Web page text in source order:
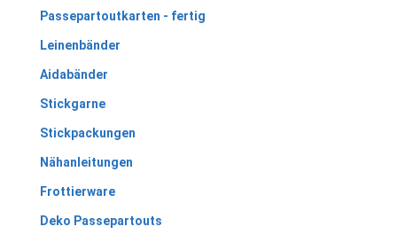
Passepartoutkarten - fertig
Leinenbänder
Aidabänder
Stickgarne
Stickpackungen
Nähanleitungen
Frottierware
Deko Passepartouts